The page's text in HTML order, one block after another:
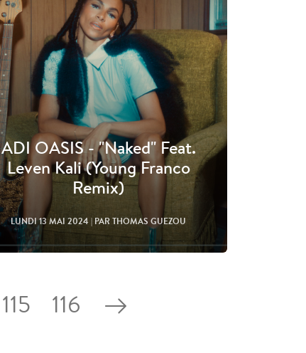
Lire l'article
ADI OASIS - "Naked" Feat.
Leven Kali (Young Franco
Remix)
LUNDI 13 MAI 2024| PAR THOMAS GUEZOU
115 116